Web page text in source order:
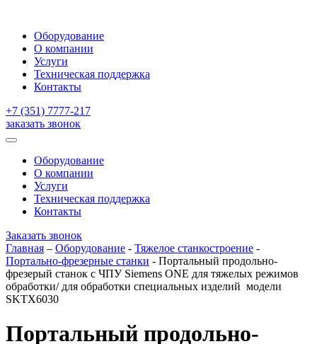
Оборудование
О компании
Услуги
Техническая поддержка
Контакты
+7 (351) 7777-217
заказать звонок
Оборудование
О компании
Услуги
Техническая поддержка
Контакты
Заказать звонок
Главная – Оборудование - Тяжелое станкостроение -
Портально-фрезерные станки - Портальный продольно-
фрезерый станок с ЧПУ Siemens ONE для тяжелых режимов
обработки/ для обработки специальных изделий модели
SKTX6030
Портальный продольно-